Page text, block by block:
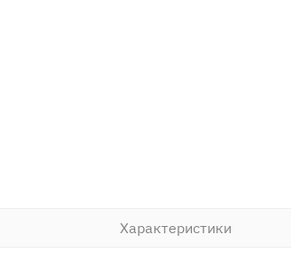
Характеристики